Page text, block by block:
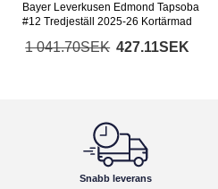
Bayer Leverkusen Edmond Tapsoba
#12 Tredjeställ 2025-26 Kortärmad
1 041.70SEK 427.11SEK
Snabb leverans